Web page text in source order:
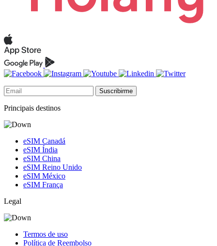
Suscribirme
Principais destinos
eSIM Canadá
eSIM Índia
eSIM China
eSIM Reino Unido
eSIM México
eSIM França
Legal
Termos de uso
Política de Reembolso